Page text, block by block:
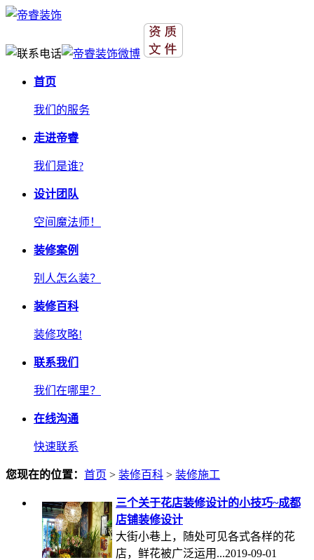
首页
我们的服务
走进帝睿
我们是谁?
设计团队
空间魔法师！
装修案例
别人怎么装？
装修百科
装修攻略!
联系我们
我们在哪里？
在线沟通
快速联系
您现在的位置： 首页 > 装修百科 > 装修施工
三个关于花店装修设计的小技巧~成都
店铺装修设计
大街小巷上，随处可见各式各样的花
店，鲜花被广泛运用...2019-09-01